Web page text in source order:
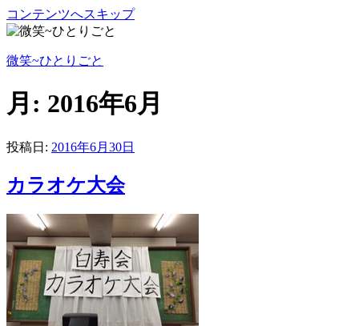
コンテンツへスキップ
微笑~ひとりごと
月: 2016年6月
投稿日: 2016年6月30日
カラオケ大会